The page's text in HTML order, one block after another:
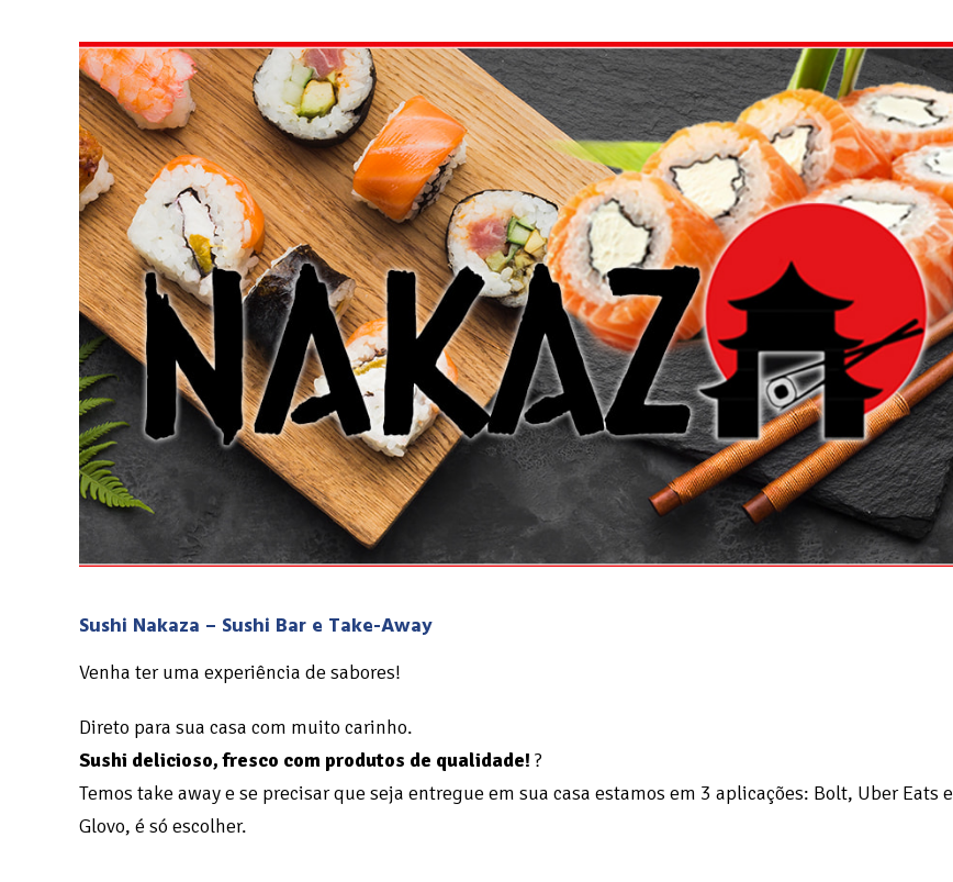
Sushi Nakaza – Sushi Bar e Take-Away
Venha ter uma experiência de sabores!
Direto para sua casa com muito carinho.
Sushi delicioso, fresco com produtos de qualidade! ?
Temos take away e se precisar que seja entregue em sua casa estamos em 3 aplicações: Bolt, Uber Eats e
Glovo, é só escolher.